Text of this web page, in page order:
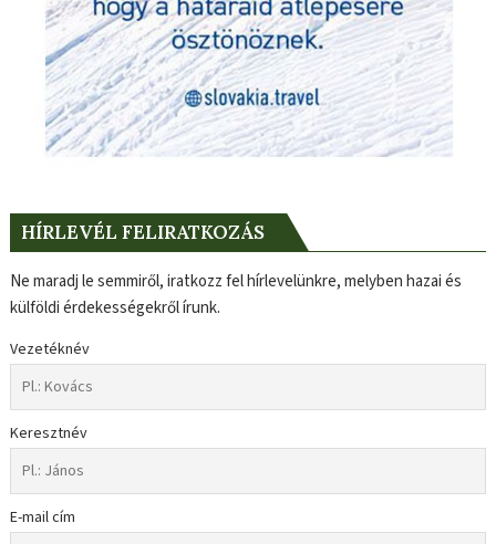
HÍRLEVÉL FELIRATKOZÁS
Ne maradj le semmiről, iratkozz fel hírlevelünkre, melyben hazai és
külföldi érdekességekről írunk.
Vezetéknév
Keresztnév
E-mail cím